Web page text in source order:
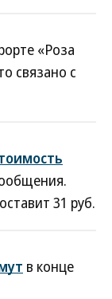
«Роза
связано с
31 руб.
в конце